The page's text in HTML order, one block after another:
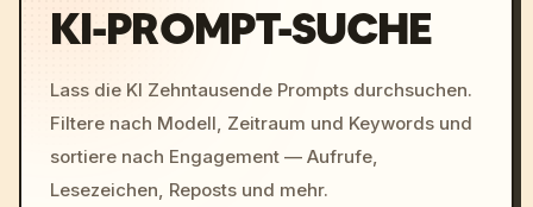
KI-PROMPT-SUCHE
Lass die KI Zehntausende Prompts durchsuchen.
Filtere nach Modell, Zeitraum und Keywords und
sortiere nach Engagement — Aufrufe,
Lesezeichen, Reposts und mehr.